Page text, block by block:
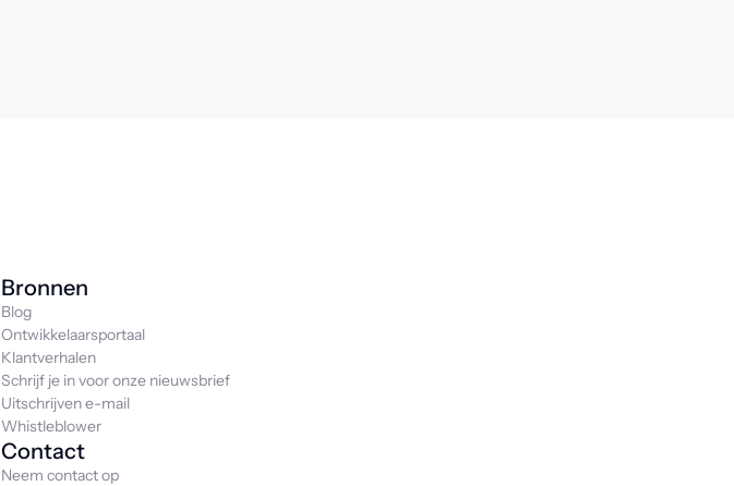
Bronnen
Blog
Ontwikkelaarsportaal
Klantverhalen
Schrijf je in voor onze nieuwsbrief
Uitschrijven e-mail
Whistleblower
Contact
Neem contact op